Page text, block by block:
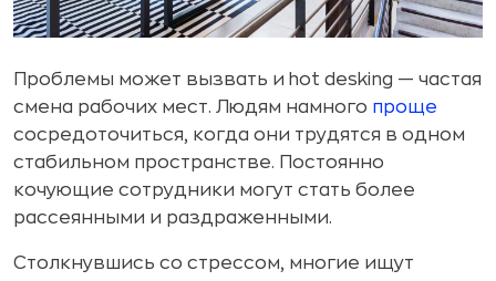
Проблемы может вызвать и hot desking — частая
смена рабочих мест. Людям намного проще
сосредоточиться, когда они трудятся в одном
стабильном пространстве. Постоянно
кочующие сотрудники могут стать более
рассеянными и раздраженными.
Столкнувшись со стрессом, многие ищут